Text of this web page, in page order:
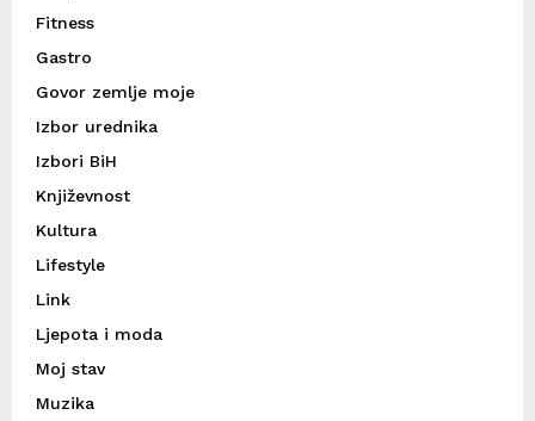
Fitness
Gastro
Govor zemlje moje
Izbor urednika
Izbori BiH
Književnost
Kultura
Lifestyle
Link
Ljepota i moda
Moj stav
Muzika